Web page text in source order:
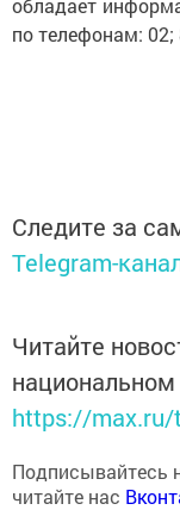
обладает
по телефонам: 02;
Следите за
Telegram-
Читайте
https://max.ru/
Подписывайтесь
читайте нас